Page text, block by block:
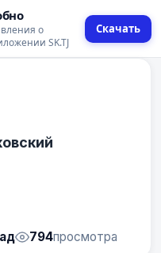
о
SK.TJ
Скачать
12 фото
794просмотра